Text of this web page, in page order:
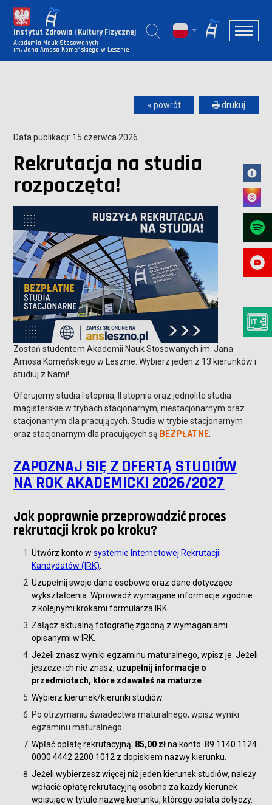
Instytut Zdrowia i Kultury Fizycznej
Akademia Nauk Stosowanych
im. Jana Amosa Komeńskiego w Lesznie
« powrót 🖶 drukuj
Data publikacji: 15 czerwca 2026
Rekrutacja na studia
rozpoczęta!
Zostań studentem Akademii Nauk Stosowanych im. Jana
Amosa Komeńskiego w Lesznie. Wybierz jeden z 13 kierunków i
studiuj z Nami!
Oferujemy studia I stopnia, II stopnia oraz jednolite studia
magisterskie w trybach stacjonarnym, niestacjonarnym oraz
stacjonarnym dla pracujących. Studia w trybie stacjonarnym
oraz stacjonarnym dla pracujących są BEZPŁATNE
ZAPOZNAJ SIĘ Z OFERTĄ STUDIÓW
NA ROK AKADEMICKI 2026/2027
Jak poprawnie przeprowadzić proces
rekrutacji krok po kroku?
Utwórz konto wsystemie Internetowej Rekrutacji
Kandydatów (IRK)
Uzupełnij swoje dane osobowe oraz dane dotyczące
wykształcenia. Wprowadź wymagane informacje zgodnie
z kolejnymi krokami formularza IRK.
Załącz aktualną fotografię zgodną z wymaganiami
opisanymi w IRK.
Jeżeli znasz wyniki egzaminu maturalnego, wpisz je. Jeżeli
jeszcze ich nie znasz, uzupełnij informacje o
przedmiotach, które zdawałeś na maturze
Wybierz kierunek/kierunki studiów.
Po otrzymaniu świadectwa maturalnego, wpisz wyniki
egzaminu maturalnego.
Wpłać opłatę rekrutacyjną: 85,00 złna konto: 89 1140 1124
0000 4442 2200 1012 z dopiskiem nazwy kierunku.
Jeżeli wybierzesz więcej niż jeden kierunek studiów, należy
wpłacić opłatę rekrutacyjną osobno za każdy kierunek
wpisując w tytule nazwę kierunku, którego opłata dotyczy.